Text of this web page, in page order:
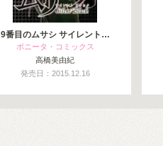
9番目のムサシ サイレント…
ボニータ・コミックス
高橋美由紀
発売日：2015.12.16